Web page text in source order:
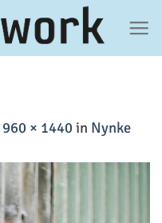
960 × 1440 in Nynke